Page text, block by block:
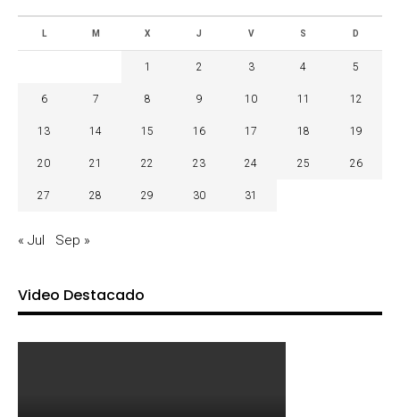
L M X J V S D
1 2 3 4 5
6 7 8 9 10 11 12
13 14 15 16 17 18 19
20 21 22 23 24 25 26
27 28 29 30 31
« Jul Sep »
Video Destacado